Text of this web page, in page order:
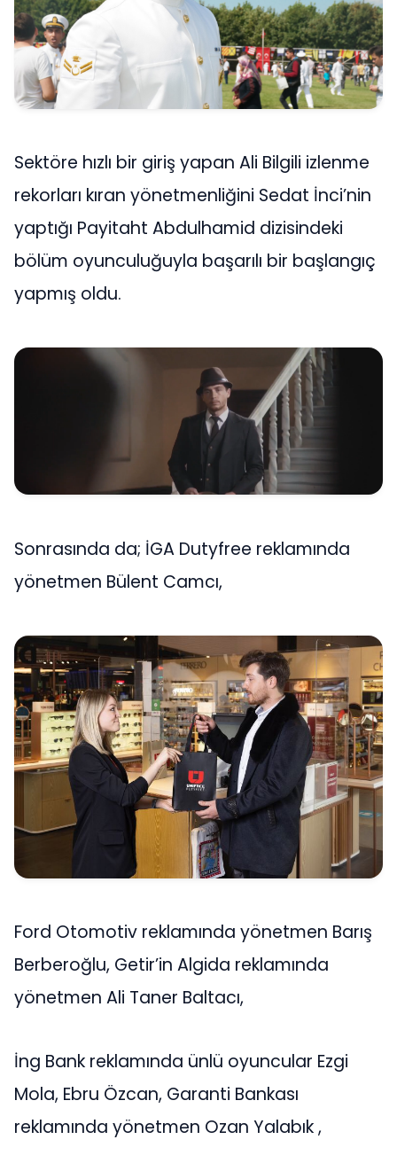
Sektöre hızlı bir giriş yapan Ali Bilgili izlenme
rekorları kıran yönetmenliğini Sedat İnci’nin
yaptığı Payitaht Abdulhamid dizisindeki
bölüm oyunculuğuyla başarılı bir başlangıç
yapmış oldu.
Sonrasında da; İGA Dutyfree reklamında
yönetmen Bülent Camcı,
Ford Otomotiv reklamında yönetmen Barış
Berberoğlu, Getir’in Algida reklamında
yönetmen Ali Taner Baltacı,
İng Bank reklamında ünlü oyuncular Ezgi
Mola, Ebru Özcan, Garanti Bankası
reklamında yönetmen Ozan Yalabık ,